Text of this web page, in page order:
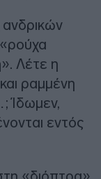
ανδρικών
Λέτε η
ραμμένη
Ίδωμεν,
εντός